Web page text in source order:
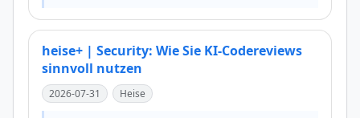
heise+ | Security: Wie Sie KI-Codereviews
sinnvoll nutzen
2026-07-31 Heise